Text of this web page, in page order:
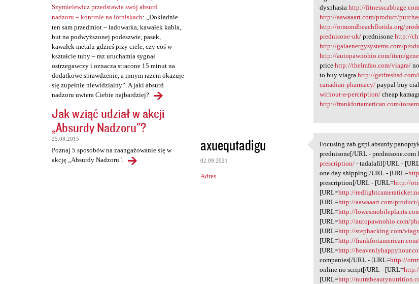
Szymielewicz przedstawia swój absurd
nadzoru – kontrole na lotniskach: „Dokładnie
ten sam przedmiot – ładowarka, kawałek kabla,
but na podwyższonej podeszwie, pasek,
kawałek metalu gdzieś przy ciele, czy coś w
kształcie tuby – raz uruchamia sygnał
ostrzegawczy i oznacza stracone 15 minut na
dodatkowe sprawdzenie, a innym razem okazuje
się zupełnie niewidzialny”. A jaki absurd
nadzoru uwiera Ciebie najbardziej?
Jak wziąć udział w akcji
„Absurdy Nadzoru"?
25.08.2015
Poznaj 5 sposobów na zaangażowanie się w
akcję „Absurdy Nadzoru".
dysphasiahttp://
http://aawaaart.com/product/
http://ormondbeachflorida.org/
prednisone-uk/ prednisonehttp://
http://gaiaenergysystems.com/
http://autopawnohio.com/item/
pricehttp://thelmfao.com/viagra/
to buy viagrahttp://
canadian-pharmacy/ paypal buy
without-a-percription/ cheap
http://frankfortamerican.com/
axuequtadigu
02.09.2021
Adres
Focusing zab.gzpl.absurdy
Focusing
prednisone[/URL - prednisone.com
prescription/ - tadalafil[/URL -
one day shipping[/URL - [URL=
prescription[/URL - [URL=http://
[URL=http://
[URL=http://aawaaart.com/
[URL=http://
[URL=http://autopawnohio.com/
[URL=http://stephacking.com/
[URL=http://
[URL=http://
companies[/URL - [URL=http://
online no script[/URL - [URL=
[URL=http://